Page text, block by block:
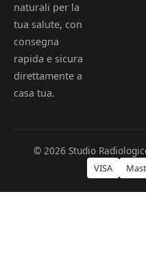
naturali per la
tua salute, con
consegna
rapida e sicura
direttamente a
casa tua.
© 2026 Studio
VISA